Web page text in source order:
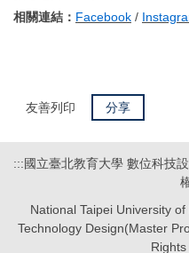
相關連結： Facebook /
友善列印 分享
:::國立臺北教育大學 數位科技
National Taipei University
Technology Design(Master
Rights